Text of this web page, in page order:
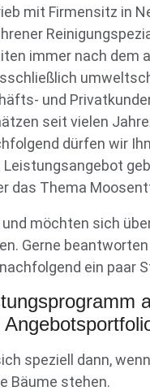
mit Firmensitz in
immer nach dem
und
seit vielen
dürfen wir
das Thema
möchten sich
Gerne beantworten
ein paar
speziell dann,
Bäume stehen.